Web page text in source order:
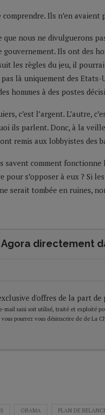
Ils n’en avaient
que nous ne divulguerons
Ils ont des
les règles du jeu, il
là uniquement des Etats-
hommes à des postes
c’est l’argent. L’autre,
ils parlent. Donc, à la
remis aux lobbyistes des
comment fonctionne
s’opposer à eux ? Si
serait tombée en ruines,
directement
d'offres de la part
mail saisi soit utilisé, traité et exploité
pourrez vous désinscrire de de La
OBAMA PLAN DE